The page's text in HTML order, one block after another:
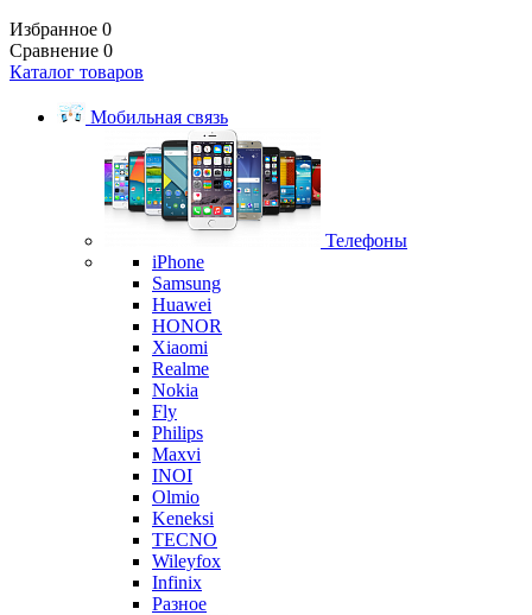
Избранное 0
Сравнение 0
Каталог товаров
Мобильная связь
Телефоны
iPhone
Samsung
Huawei
HONOR
Xiaomi
Realme
Nokia
Fly
Philips
Maxvi
INOI
Olmio
Keneksi
TECNO
Wileyfox
Infinix
Разное